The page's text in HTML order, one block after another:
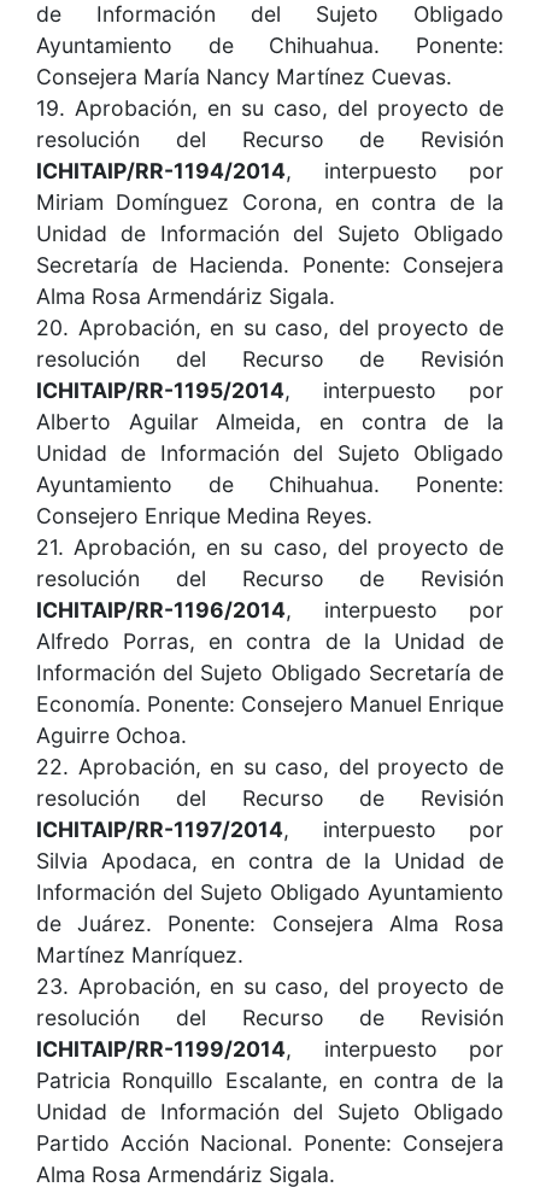
de Información del Sujeto Obligado
Ayuntamiento de Chihuahua. Ponente:
Consejera María Nancy Martínez Cuevas.
19. Aprobación, en su caso, del proyecto de
resolución del Recurso de Revisión
ICHITAIP/RR-1194/2014, interpuesto por
Miriam Domínguez Corona, en contra de la
Unidad de Información del Sujeto Obligado
Secretaría de Hacienda. Ponente: Consejera
Alma Rosa Armendáriz Sigala.
20. Aprobación, en su caso, del proyecto de
resolución del Recurso de Revisión
ICHITAIP/RR-1195/2014, interpuesto por
Alberto Aguilar Almeida, en contra de la
Unidad de Información del Sujeto Obligado
Ayuntamiento de Chihuahua. Ponente:
Consejero Enrique Medina Reyes.
21. Aprobación, en su caso, del proyecto de
resolución del Recurso de Revisión
ICHITAIP/RR-1196/2014, interpuesto por
Alfredo Porras, en contra de la Unidad de
Información del Sujeto Obligado Secretaría de
Economía. Ponente: Consejero Manuel Enrique
Aguirre Ochoa.
22. Aprobación, en su caso, del proyecto de
resolución del Recurso de Revisión
ICHITAIP/RR-1197/2014, interpuesto por
Silvia Apodaca, en contra de la Unidad de
Información del Sujeto Obligado Ayuntamiento
de Juárez. Ponente: Consejera Alma Rosa
Martínez Manríquez.
23. Aprobación, en su caso, del proyecto de
resolución del Recurso de Revisión
ICHITAIP/RR-1199/2014, interpuesto por
Patricia Ronquillo Escalante, en contra de la
Unidad de Información del Sujeto Obligado
Partido Acción Nacional. Ponente: Consejera
Alma Rosa Armendáriz Sigala.